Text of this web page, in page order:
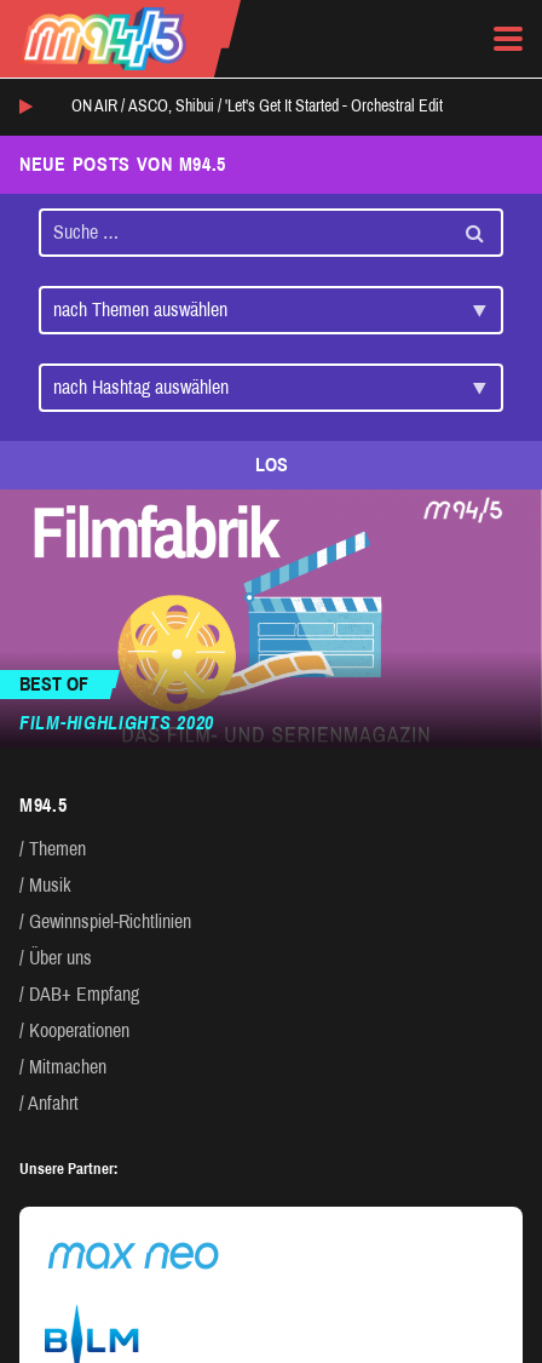
ON AIR / ASCO, Shibui / 'Let's Get It Started - Orchestral Edit
NEUE POSTS VON M94.5
LOS
BEST OF
FILM-HIGHLIGHTS 2020
M94.5
Themen
Musik
Gewinnspiel-Richtlinien
Über uns
DAB+ Empfang
Kooperationen
Mitmachen
Anfahrt
Unsere Partner: